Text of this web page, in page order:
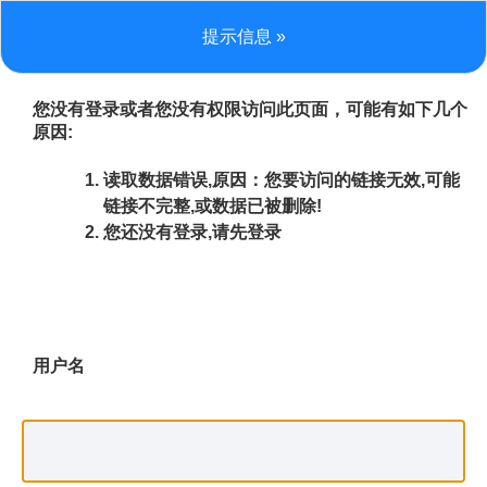
提示信息 »
您没有登录或者您没有权限访问此页面，可能有如下几个
原因:
读取数据错误,原因：您要访问的链接无效,可能
链接不完整,或数据已被删除!
您还没有登录,请先登录
用户名